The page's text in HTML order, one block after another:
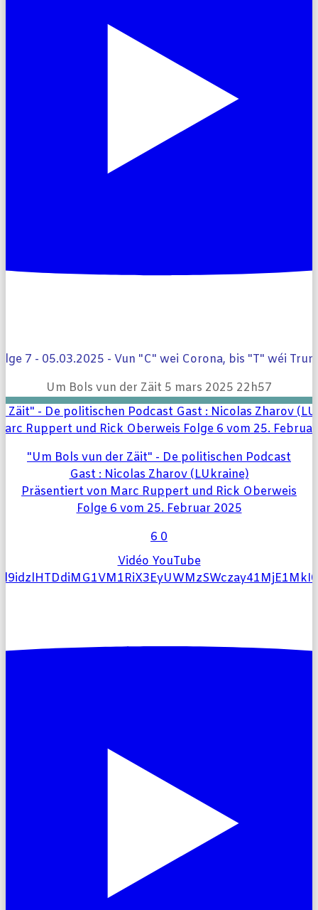
7 - 05.03.2025 - Vun "C" wei Corona, bis "T" wéi
Um Bols vun der Zäit 5 mars 2025 22h57
"Um Bols vun der Zäit" - De politischen Podcast
Gast : Nicolas Zharov (LUkraine)
Präsentiert von Marc Ruppert und Rick Oberweis
Folge 6 vom 25. Februar 2025
60
Vidéo YouTube